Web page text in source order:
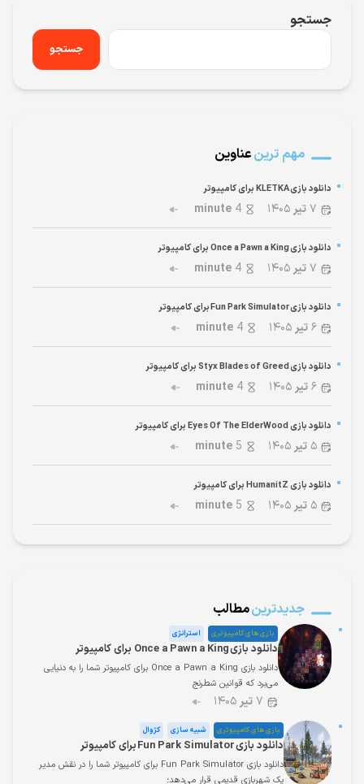
جستجو
جستجو
مهم ترینعناوین
دانلود بازی KLETKA برای کامپیوتر
۷تیر ۱۴۰۵ 4
minute
دانلود بازی Once a Pawn a King برای کامپیوتر
۷تیر ۱۴۰۵ 4
minute
دانلود بازی Fun Park Simulator برای کامپیوتر
۶تیر ۱۴۰۵ 4
minute
دانلود بازی Styx Blades of Greed برای کامپیوتر
۶تیر ۱۴۰۵ 4
minute
دانلود بازی Eyes Of The ElderWood برای کامپیوتر
۵ تیر ۱۴۰۵ 5
minute
دانلود بازی HumanitZ برای کامپیوتر
۵ تیر ۱۴۰۵ 5
minute
جدیدترینمطالب
بازی های کامپیوتری استراتژی
دانلود بازی Once a Pawn a King برای کامپیوتر
دانلود بازی Once a Pawn a King برای کامپیوتر شما را به دنیایی
می‌برد که قوانین شطرنج
۷ تیر ۱۴۰۵
بازی های کامپیوتری شبیه سازی کژوال
دانلود بازی Fun Park Simulator برای کامپیوتر
دانلود بازی Fun Park Simulator برای کامپیوتر شما را در نقش مدیر
یک شهربازی قدیمی قرار می‌دهد؛